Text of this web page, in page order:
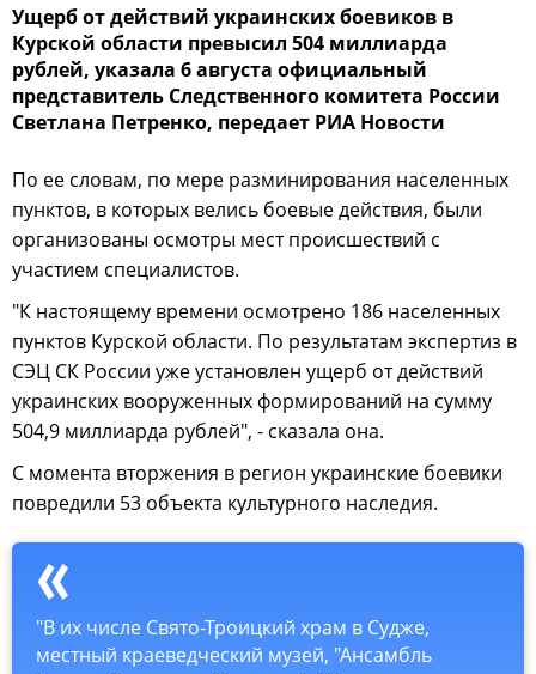
Ущерб от действий украинских боевиков в
Курской области превысил 504 миллиарда
рублей, указала 6 августа официальный
представитель Следственного комитета России
Светлана Петренко, передает РИА Новости
По ее словам, по мере разминирования населенных
пунктов, в которых велись боевые действия, были
организованы осмотры мест происшествий с
участием специалистов.
"К настоящему времени осмотрено 186 населенных
пунктов Курской области. По результатам экспертиз в
СЭЦ СК России уже установлен ущерб от действий
украинских вооруженных формирований на сумму
504,9 миллиарда рублей", - сказала она.
С момента вторжения в регион украинские боевики
повредили 53 объекта культурного наследия.
"В их числе Свято-Троицкий храм в Судже,
местный краеведческий музей, "Ансамбль